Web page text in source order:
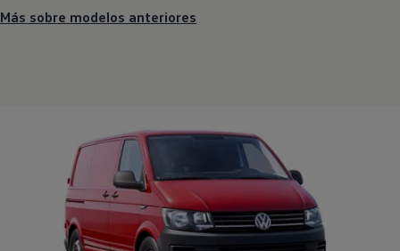
Más sobre modelos anteriores